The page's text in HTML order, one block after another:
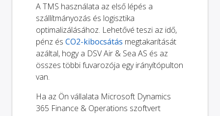
A TMS használata az első lépés a
szállítmányozás és logisztika
optimalizálásához. Lehetővé teszi az idő,
pénz és CO2-kibocsátás megtakarítását
azáltal, hogy a DSV Air & Sea AS és az
összes többi fuvarozója egy irányítópulton
van.
Ha az Ön vállalata Microsoft Dynamics
365 Finance & Operations szoftvert